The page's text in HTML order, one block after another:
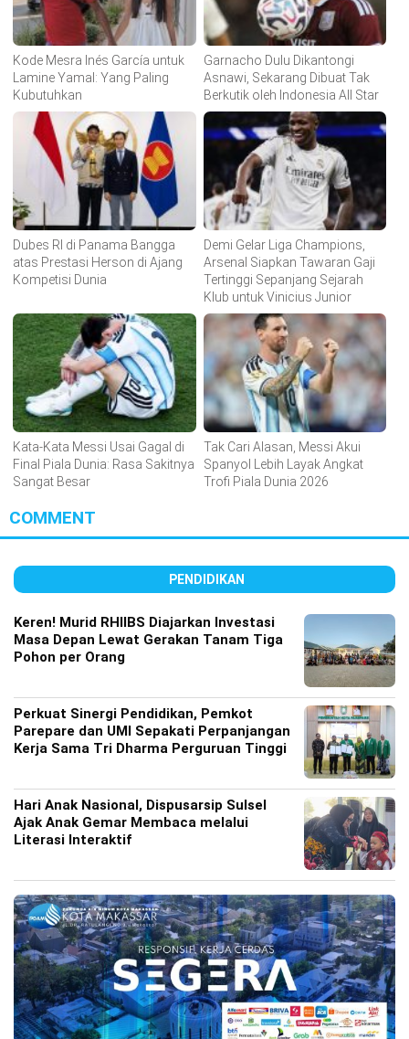
Kode Mesra Inés García untuk
Lamine Yamal: Yang Paling
Kubutuhkan
Garnacho Dulu Dikantongi
Asnawi, Sekarang Dibuat Tak
Berkutik oleh Indonesia All Star
Dubes RI di Panama Bangga
atas Prestasi Herson di Ajang
Kompetisi Dunia
Demi Gelar Liga Champions,
Arsenal Siapkan Tawaran Gaji
Tertinggi Sepanjang Sejarah
Klub untuk Vinicius Junior
Kata-Kata Messi Usai Gagal di
Final Piala Dunia: Rasa Sakitnya
Sangat Besar
Tak Cari Alasan, Messi Akui
Spanyol Lebih Layak Angkat
Trofi Piala Dunia 2026
COMMENT
PENDIDIKAN
Keren! Murid RHIIBS Diajarkan Investasi
Masa Depan Lewat Gerakan Tanam Tiga
Pohon per Orang
Perkuat Sinergi Pendidikan, Pemkot
Parepare dan UMI Sepakati Perpanjangan
Kerja Sama Tri Dharma Perguruan Tinggi
Hari Anak Nasional, Dispusarsip Sulsel
Ajak Anak Gemar Membaca melalui
Literasi Interaktif